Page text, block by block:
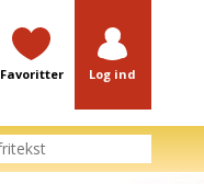
Favoritter Log ind